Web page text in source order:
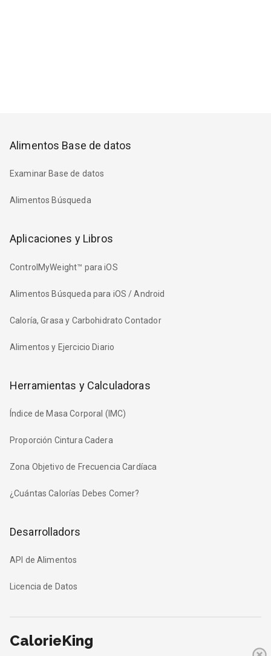
Alimentos Base de datos
Examinar Base de datos
Alimentos Búsqueda
Aplicaciones y Libros
ControlMyWeight™ para iOS
Alimentos Búsqueda para iOS / Android
Caloría, Grasa y Carbohidrato Contador
Alimentos y Ejercicio Diario
Herramientas y Calculadoras
Índice de Masa Corporal (IMC)
Proporción Cintura Cadera
Zona Objetivo de Frecuencia Cardíaca
¿Cuántas Calorías Debes Comer?
Desarrolladors
API de Alimentos
Licencia de Datos
CalorieKing